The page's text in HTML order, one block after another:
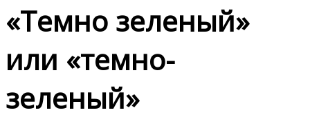
«Темно зеленый»
или «темно-
зеленый»